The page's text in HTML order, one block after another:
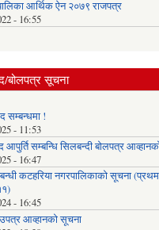
आर्थिक ऐन २०७९ राजपत्र
- 16:55
बोलपत्र सूचना
सम्बन्धमा !
- 11:53
आपुर्ति सम्बन्धि सिलबन्दी बोलपत्र
- 16:47
कटहरिया नगरपालिकाको सूचना
- 16:45
आव्हानको सूचना